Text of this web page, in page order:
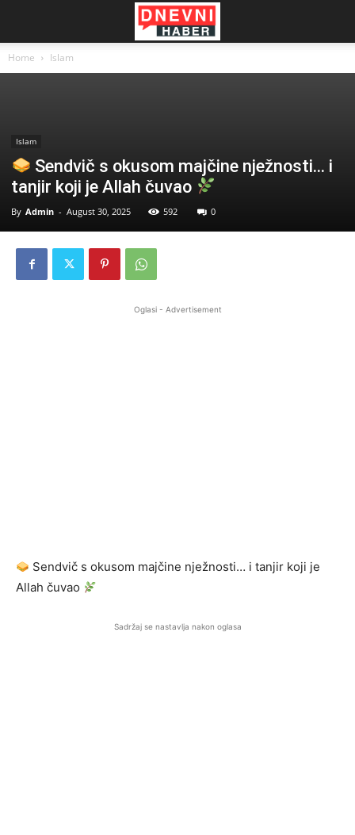
Home Islam
Islam
Sendvič s okusom majčine nježnosti… i
tanjir koji je Allah čuvao
By Admin - August 30, 2025 592 0
Oglasi - Advertisement
Sendvič s okusom majčine nježnosti… i tanjir koji je
Allah čuvao
Sadržaj se nastavlja nakon oglasa